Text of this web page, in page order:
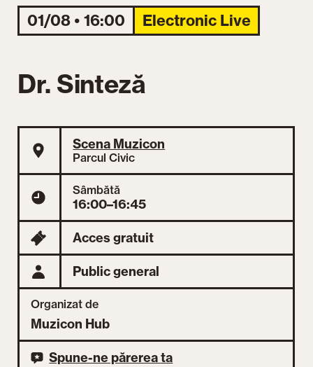
01/08 • 16:00 Electronic Live
Dr. Sinteză
Scena Muzicon
Parcul Civic
Sâmbătă
16:00–16:45
Acces gratuit
Public general
Organizat de
Muzicon Hub
Spune-ne părerea ta